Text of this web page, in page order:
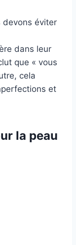
devons éviter
dans leur
que « vous
cela
et
la peau